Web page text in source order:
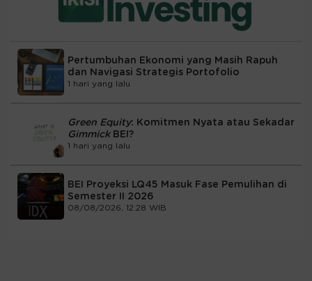
Pertumbuhan Ekonomi yang Masih Rapuh
dan Navigasi Strategis Portofolio
1 hari yang lalu
Green Equity: Komitmen Nyata atau Sekadar
Gimmick BEI?
1 hari yang lalu
BEI Proyeksi LQ45 Masuk Fase Pemulihan di
Semester II 2026
08/08/2026, 12:28 WIB